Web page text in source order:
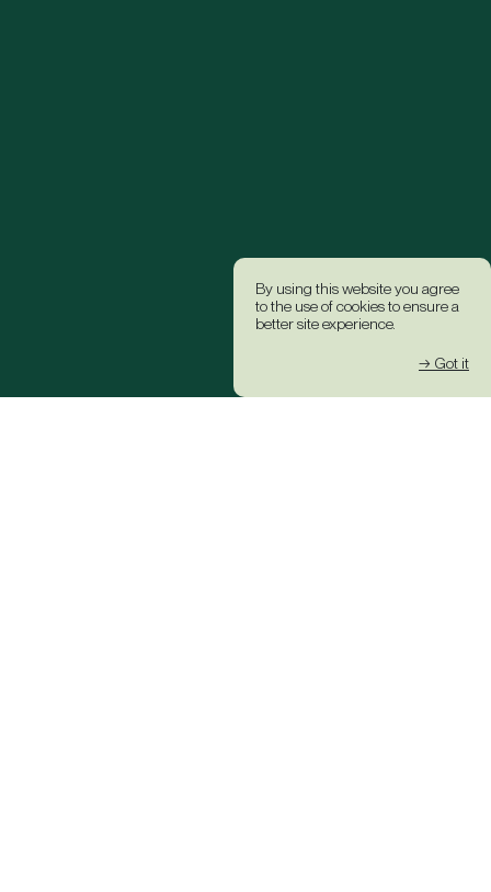
By using this website you agree
to the use of cookies to ensure a
better site experience.
→ Got it